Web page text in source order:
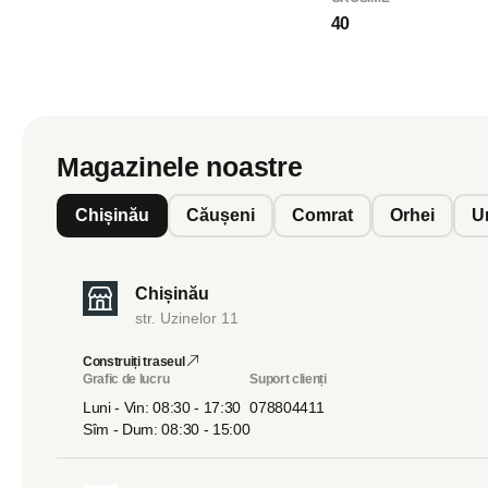
40
Magazinele noastre
Chișinău Căușeni Comrat Orhei
Chișinău
str. Uzinelor 11
Construiți traseul
Grafic de lucru
Luni - Vin: 08:30 - 17:30
Sîm - Dum: 08:30 - 15:00
Suport clienți
078804411